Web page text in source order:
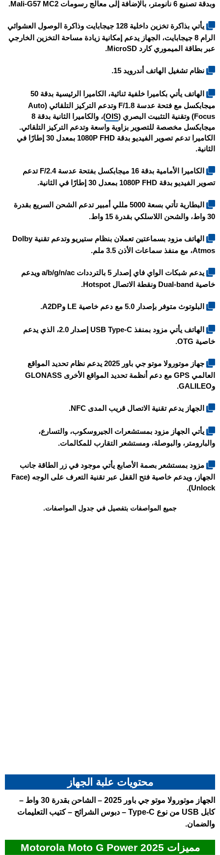
وبدقة تصنيع 6 نانومتر، بالإضافة إلى معالج رسومات Mali-G57 MC2.
يأتي بذاكرة تخزين داخلية 128 جيجابايت وذاكرة الوصول العشوائي
الرام 8 جيجابايت، الجهاز يدعم إمكانية زيادة مساحة التخزين الخارجي
عبر بطاقة الميموري كارد MicroSD.
نظام تشغيل الهاتف أندرويد 15.
الهاتف يأتي بكاميرا خلفية ثنائية، الكاميرا الرئيسية بدقة 50
ميجابكسل مع فتحة عدسة F/1.8 وتدعم التركيز التلقائي (Auto
Focus) وتقنية التثبيت البصري (
OIS
)، والكاميرا الثانية بدقة 8
ميجابكسل مخصصة للتصوير بزاوية واسعة وتدعم التركيز التلقائي.
الكاميرا تدعم تصوير الفيديو بدقة 1080P FHD بمعدل 30 إطارًا في
الثانية.
الكاميرا الأمامية بدقة 16 ميجابكسل بفتحة عدسة F/2.4 تدعم
تصوير الفيديو بدقة 1080P FHD بمعدل 30 إطارًا في الثانية.
البطارية تأتي بسعة 5000 مللي أمبير تدعم الشحن السريع بقدرة
30 واط، والشحن اللاسلكي بقدرة 15 واط.
الهاتف مزود بسماعتين تعملان بنظام ستيريو وتدعم تقنية Dolby
Atmos، مع منفذ سماعات الأذن 3.5 ملم.
يدعم شبكات الواي فاي إصدار 5 بالترددات a/b/g/n/ac ويدعم
خاصية Dual-band ونقطة الاتصال Hotspot.
البلوتوث متوفر بإصدار 5.0 مع دعم خاصية LE وA2DP.
الهاتف يأتي مزود بمنفذ USB Type-C إصدار 2.0، الذي يدعم
خاصية OTG.
جهاز موتورولا موتو جي باور 2025 يدعم نظام تحديد المواقع
العالمي GPS مع دعم أنظمة تحديد المواقع الأخرى GLONASS
وGALILEO.
الجهاز يدعم تقنية الاتصال قريب المدى NFC.
يأتي الجهاز مزود بمستشعرات الجيروسكوب، والتسارع،
والبارومتر، والبوصلة، ومستشعر التقارب للمكالمات.
مزود بمستشعر بصمة الأصابع يأتي موجود في زر الطاقة جانب
الجهاز، ويدعم خاصية فتح القفل عبر تقنية التعرف على الوجه (Face
Unlock).
جميع المواصفات بتفصيل في جدول المواصفات.
محتويات علبة الجهاز
الجهاز موتورولا موتو جي باور 2025 – الشاحن بقدرة 30 واط –
كابل USB من نوع Type-C – دبوس الشرائح – كتيب التعليمات
والضمان.
مميزات Motorola Moto G Power 2025